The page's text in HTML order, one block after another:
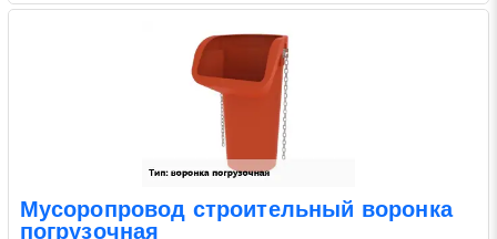
Мусоропровод строительный воронка
погрузочная